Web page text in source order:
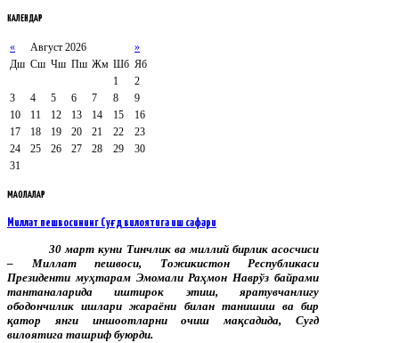
КАЛЕНДАР
« Август 2026
»
Дш Сш Чш Пш Жм Шб Яб
1
2
3
4 5 6 7 8
9
10
11 12 13 14 15
16
17
18 19 20 21 22
23
24
25 26 27 28 29
30
31
МАҚОЛАЛАР
Миллат пешвосининг Суғд вилоятига иш сафари
30 март куни Тинчлик ва миллий бирлик асосчиси
– Миллат пешвоси, Тожикистон Республикаси
Президенти муҳтарам Эмомали Раҳмон Наврўз байрами
тантаналарида иштирок этиш, яратувчанлигу
ободончилик ишлари жараёни билан танишиш ва бир
қатор янги иншоотларни очиш мақсадида, Суғд
вилоятига ташриф буюрди.